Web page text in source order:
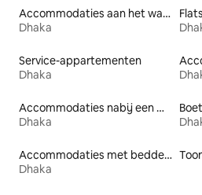
Accommodaties aan het water
Dhaka
Flats
Service-appartementen
Dhaka
Accommodaties nabij een meer
Dhaka
Accommodaties met bedden op toegankelijke hoogte
Dhaka